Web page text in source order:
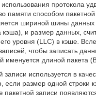
протокола
памяти способом пакетной
шириной шины
кэша), и размер данных,
уровня (LLC) в кэше.
чтобы записать
именуется длиной пакета
используется в
если размер одной строки
пакетной записи